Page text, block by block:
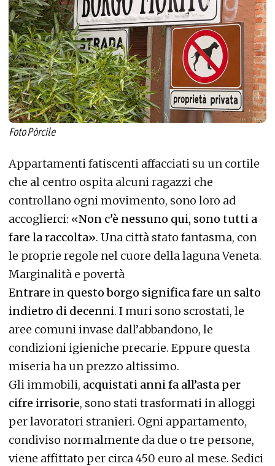
Foto Pòrcile
Appartamenti fatiscenti affacciati su un cortile
che al centro ospita alcuni ragazzi che
controllano ogni movimento, sono loro ad
accoglierci: «Non c'è nessuno qui, sono tutti a
fare la raccolta». Una città stato fantasma, con
le proprie regole nel cuore della laguna Veneta.
Marginalità e povertà
Entrare in questo borgo significa fare un salto
indietro di decenni. I muri sono scrostati, le
aree comuni invase dall’abbandono, le
condizioni igieniche precarie. Eppure questa
miseria ha un prezzo altissimo.
Gli immobili, acquistati anni fa all’asta per
cifre irrisorie, sono stati trasformati in alloggi
per lavoratori stranieri. Ogni appartamento,
condiviso normalmente da due o tre persone,
viene affittato per circa 450 euro al mese. Sedici